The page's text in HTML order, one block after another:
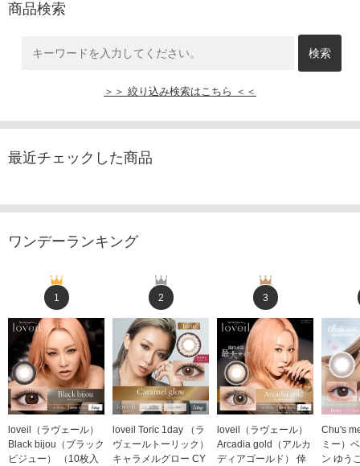
商品検索
＞＞ 絞り込み検索はこちら ＜＜
最近チェックした商品
ワンデーランキング
1
loveil（ラヴェール）
Black bijou（ブラック
ビジュー） （10枚入
2
loveil Toric 1day （ラ
ヴェールトーリック）
キャラメルグロー CY
3
loveil（ラヴェール）
Arcadia gold（アルカ
ディアゴールド） 倖
Chu's
ミー）
ン ゆう